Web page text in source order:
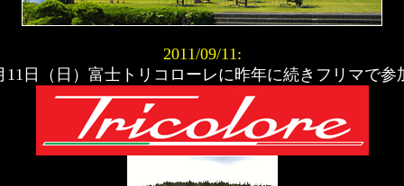
2011/09/11:
11日（日）富士トリコローレに昨年に続きフリマで参